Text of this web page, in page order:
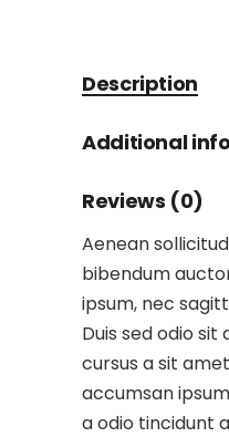
Description
Additional
Reviews (0)
Aenean
bibendum
ipsum, nec
Duis sed odio
cursus a sit
accumsan
a odio tincidunt